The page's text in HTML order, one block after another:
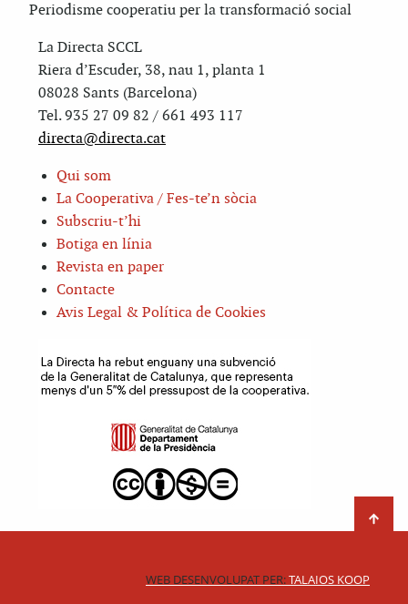
Periodisme cooperatiu per la transformació social
La Directa SCCL
Riera d’Escuder, 38, nau 1, planta 1
08028 Sants (Barcelona)
Tel. 935 27 09 82 / 661 493 117
directa@directa.cat
Qui som
La Cooperativa / Fes-te’n sòcia
Subscriu-t’hi
Botiga en línia
Revista en paper
Contacte
Avis Legal & Política de Cookies
WEB DESENVOLUPAT PER:TALAIOS KOOP